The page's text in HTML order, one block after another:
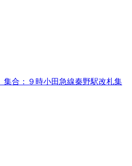
合：９時小田急線秦野駅改札集